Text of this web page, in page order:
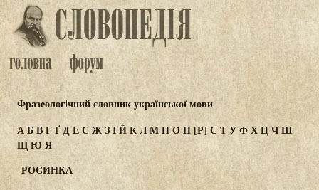
Фразеологічний словник української мови
АБВГҐДЕЄ ЖЗІЙКЛМНОП[Р] С ТУФХЦЧШ
ЩЮ Я
РОСИНКА